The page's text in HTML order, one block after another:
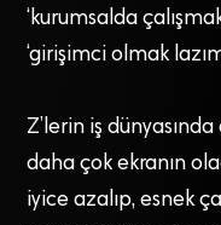
‘kurumsalda
‘girişimci olmak
Z’lerin iş
daha çok ekranın
iyice azalıp, esnek